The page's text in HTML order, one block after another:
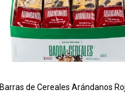
Barras de Cereales Arándanos